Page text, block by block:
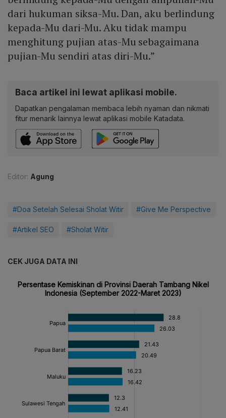
dari hukuman siksa-Mu. Dan, aku berlindung
kepada-Mu dari-Mu. Aku tidak mampu
menghitung pujian atas-Mu sebagaimana
pujian-Mu sendiri atas diri-Mu.”
Baca artikel ini lewat aplikasi mobile.
Dapatkan pengalaman membaca lebih nyaman dan nikmati
fitur menarik lainnya lewat aplikasi mobile Katadata.
Editor: Agung
#Doa Setelah Selesai Sholat Witir #Give Me Perspective
#Artikel SEO #Sholat Witir
CEK JUGA DATA INI